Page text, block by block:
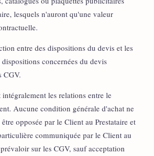
lesquels n'auront qu'une valeur
entre des dispositions du devis et les
dispositions concernées du devis
CGV.
les relations entre le
Aucune condition générale d'achat ne
opposée par le Client au Prestataire et
communiquée par le Client au
sur les CGV, sauf acceptation